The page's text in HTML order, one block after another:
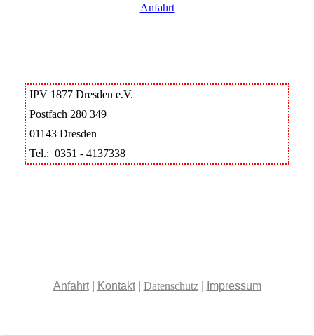
Anfahrt
IPV 1877 Dresden e.V.
Postfach 280 349
01143 Dresden
Tel.: 0351 - 4137338
Anfahrt| Kontakt| Datenschutz| Impressum